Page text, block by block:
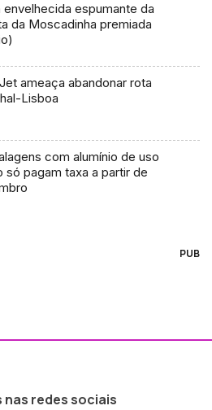
envelhecida espumante da
da Moscadinha premiada
ameaça abandonar rota
Lisboa
com alumínio de uso
só pagam taxa a partir de
PUB
nas redes sociais